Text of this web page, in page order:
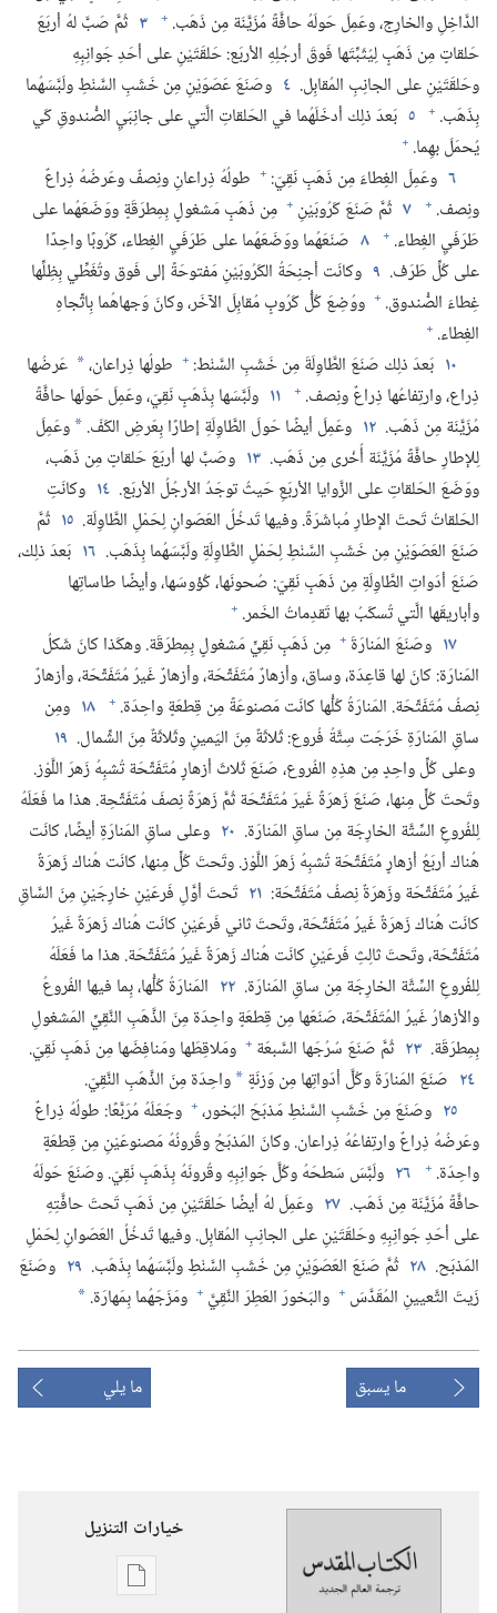
الدَّاخِلِ والخارِج،‏ وعَمِلَ حَولَهُ حافَّةً مُزَيَّنَة مِن ذَهَب.‏ + ٣ ثُمَّ صَبَّ لهُ أربَعَ
حَلقاتٍ مِن ذَهَبٍ لِيُثَبِّتَها فَوقَ أرجُلِهِ الأربَع:‏ حَلقَتَيْنِ على أحَدِ جَوانِبِهِ
وحَلقَتَيْنِ على الجانِبِ المُقابِل.‏ ٤ وصَنَعَ عَصَوَيْنِ مِن خَشَبِ السَّنْطِ ولَبَّسَهُما
بِذَهَب.‏ + ٥ بَعدَ ذلِك أدخَلَهُما في الحَلقاتِ الَّتي على جانِبَيِ الصُّندوقِ كَي
يُحمَلَ بهِما.‏ +
٦ وعَمِلَ الغِطاءَ مِن ذَهَبٍ نَقِيّ:‏ + طولُهُ ذِراعانِ ونِصفٌ وعَرضُهُ ذِراعٌ
ونِصف.‏ + ٧ ثُمَّ صَنَعَ كَرُوبَيْنِ + مِن ذَهَبٍ مَشغولٍ بِمِطرَقَةٍ ووَضَعَهُما على
طَرَفَيِ الغِطاء.‏ + ٨ صَنَعَهُما ووَضَعَهُما على طَرَفَيِ الغِطاء،‏ كَرُوبًا واحِدًا
على كُلِّ طَرَف.‏ ٩ وكانَت أجنِحَةُ الكَرُوبَيْنِ مَفتوحَةً إلى فَوق وتُغَطِّي بِظِلِّها
غِطاءَ الصُّندوق.‏ + ووُضِعَ كُلُّ كَرُوبٍ مُقابِلَ الآخَر،‏ وكانَ وَجهاهُما بِاتِّجاهِ
الغِطاء.‏ +
١٠ بَعدَ ذلِك صَنَعَ الطَّاوِلَةَ مِن خَشَبِ السَّنْط:‏ + طولُها ذِراعان،‏* عَرضُها
ذِراع،‏ وارتِفاعُها ذِراعٌ ونِصف.‏ + ١١ ولَبَّسَها بِذَهَبٍ نَقِيّ،‏ وعَمِلَ حَولَها حافَّةً
مُزَيَّنَة مِن ذَهَب.‏ ١٢ وعَمِلَ أيضًا حَولَ الطَّاوِلَةِ إطارًا بِعَرضِ الكَفّ.‏ * وعَمِلَ
لِلإطارِ حافَّةً مُزَيَّنَة أُخْرى مِن ذَهَب.‏ ١٣ وصَبَّ لها أربَعَ حَلقاتٍ مِن ذَهَب،‏
ووَضَعَ الحَلقاتِ على الزَّوايا الأربَعِ حَيثُ توجَدُ الأرجُلُ الأربَع.‏ ١٤ وكانَتِ
الحَلقاتُ تَحتَ الإطارِ مُباشَرَةً.‏ وفيها تَدخُلُ العَصَوانِ لِحَمْلِ الطَّاوِلَة.‏ ١٥ ثُمَّ
صَنَعَ العَصَوَيْنِ مِن خَشَبِ السَّنْطِ لِحَمْلِ الطَّاوِلَةِ ولَبَّسَهُما بِذَهَب.‏ ١٦ بَعدَ ذلِك،‏
صَنَعَ أدَواتِ الطَّاوِلَةِ مِن ذَهَبٍ نَقِيّ:‏ صُحونَها،‏ كُؤوسَها،‏ وأيضًا طاساتِها
وأباريقَها الَّتي تُسكَبُ بها تَقدِماتُ الخَمر.‏ +
١٧ وصَنَعَ المَنارَةَ + مِن ذَهَبٍ نَقِيٍّ مَشغولٍ بِمِطرَقَة.‏ وهكَذا كانَ شَكلُ
المَنارَة:‏ كانَ لها قاعِدَة،‏ وساق،‏ وأزهارٌ مُتَفَتِّحَة،‏ وأزهارٌ غَيرُ مُتَفَتِّحَة،‏ وأزهارٌ
نِصفُ مُتَفَتِّحَة.‏ المَنارَةُ كُلُّها كانَت مَصنوعَةً مِن قِطعَةٍ واحِدَة.‏ + ١٨ ومِن
ساقِ المَنارَةِ خَرَجَت سِتَّةُ فُروع:‏ ثَلاثَةٌ مِنَ اليَمينِ وثَلاثَةٌ مِنَ الشِّمال.‏ ١٩
وعلى كُلِّ واحِدٍ مِن هذِهِ الفُروع،‏ صَنَعَ ثَلاثَ أزهارٍ مُتَفَتِّحَة تُشبِهُ زَهرَ اللَّوْز.‏
وتَحتَ كُلٍّ مِنها،‏ صَنَعَ زَهرَةً غَيرَ مُتَفَتِّحَة ثُمَّ زَهرَةً نِصفَ مُتَفَتِّحِة.‏ هذا ما فَعَلَهُ
لِلفُروعِ السِّتَّة الخارِجَة مِن ساقِ المَنارَة.‏ ٢٠ وعلى ساقِ المَنارَةِ أيضًا،‏ كانَت
هُناك أربَعُ أزهارٍ مُتَفَتِّحَة تُشبِهُ زَهرَ اللَّوْز.‏ وتَحتَ كُلٍّ مِنها،‏ كانَت هُناك زَهرَةٌ
غَيرُ مُتَفَتِّحَة وزَهرَةٌ نِصفُ مُتَفَتِّحَة:‏ ٢١ تَحتَ أوَّلِ فَرعَيْنِ خارِجَيْنِ مِنَ السَّاقِ
كانَت هُناك زَهرَةٌ غَيرُ مُتَفَتِّحَة،‏ وتَحتَ ثاني فَرعَيْنِ كانَت هُناك زَهرَةٌ غَيرُ
مُتَفَتِّحَة،‏ وتَحتَ ثالِثِ فَرعَيْنِ كانَت هُناك زَهرَةٌ غَيرُ مُتَفَتِّحَة.‏ هذا ما فَعَلَهُ
لِلفُروعِ السِّتَّة الخارِجَة مِن ساقِ المَنارَة.‏ ٢٢ المَنارَةُ كُلُّها،‏ بِما فيها الفُروعُ
والأزهارُ غَيرُ المُتَفَتِّحَة،‏ صَنَعَها مِن قِطعَةٍ واحِدَة مِنَ الذَّهَبِ النَّقِيِّ المَشغولِ
بِمِطرَقَة.‏ ٢٣ ثُمَّ صَنَعَ سُرُجَها السَّبعَة + ومَلاقِطَها ومَنافِضَها مِن ذَهَبٍ نَقِيّ.‏
٢٤ صَنَعَ المَنارَةَ وكُلَّ أدَواتِها مِن وَزنَةٍ * واحِدَة مِنَ الذَّهَبِ النَّقِيّ.‏
٢٥ وصَنَعَ مِن خَشَبِ السَّنْطِ مَذبَحَ البَخور،‏ + وجَعَلَهُ مُرَبَّعًا:‏ طولُهُ ذِراعٌ
وعَرضُهُ ذِراعٌ وارتِفاعُهُ ذِراعان.‏ وكانَ المَذبَحُ وقُرونُهُ مَصنوعَيْنِ مِن قِطعَةٍ
واحِدَة.‏ + ٢٦ ولَبَّسَ سَطحَهُ وكُلَّ جَوانِبِهِ وقُرونَهُ بِذَهَبٍ نَقِيّ.‏ وصَنَعَ حَولَهُ
حافَّةً مُزَيَّنَة مِن ذَهَب.‏ ٢٧ وعَمِلَ لهُ أيضًا حَلقَتَيْنِ مِن ذَهَبٍ تَحتَ حافَّتِهِ
على أحَدِ جَوانِبِهِ وحَلقَتَيْنِ على الجانِبِ المُقابِل.‏ وفيها تَدخُلُ العَصَوانِ لِحَمْلِ
المَذبَح.‏ ٢٨ ثُمَّ صَنَعَ العَصَوَيْنِ مِن خَشَبِ السَّنْطِ ولَبَّسَهُما بِذَهَب.‏ ٢٩ وصَنَعَ
زَيتَ التَّعيينِ المُقَدَّسَ + والبَخورَ العَطِرَ النَّقِيَّ + ومَزَجَهُما بِمَهارَة.‏ *
ما يسبق ما يلي
خيارات التنزيل
خيارات